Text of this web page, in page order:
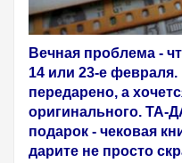
Вечная проблема -
14 или 23-е
передарено, а
оригинального. ТА-
подарок - чековая
дарите не просто